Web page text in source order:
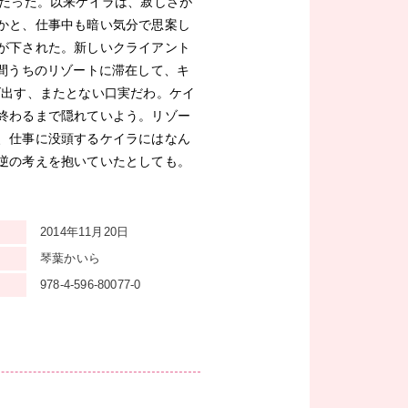
と、仕事中も暗い気分で思案し
下された。新しいクライアント
うちのリゾートに滞在して、キ
す、またとない口実だわ。ケイ
わるまで隠れていよう。リゾー
仕事に没頭するケイラにはなん
考えを抱いていたとしても。
2014年11月20日
琴葉かいら
978-4-596-80077-0